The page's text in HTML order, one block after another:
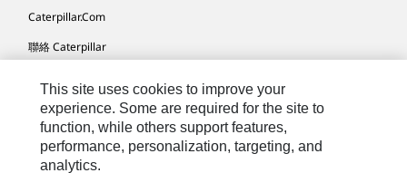
Caterpillar.com
聯絡 Caterpillar
網站地圖
Cookie Settings
法律
This site uses cookies to improve your
experience. Some are required for the site to
function, while others support features,
performance, personalization, targeting, and
analytics.